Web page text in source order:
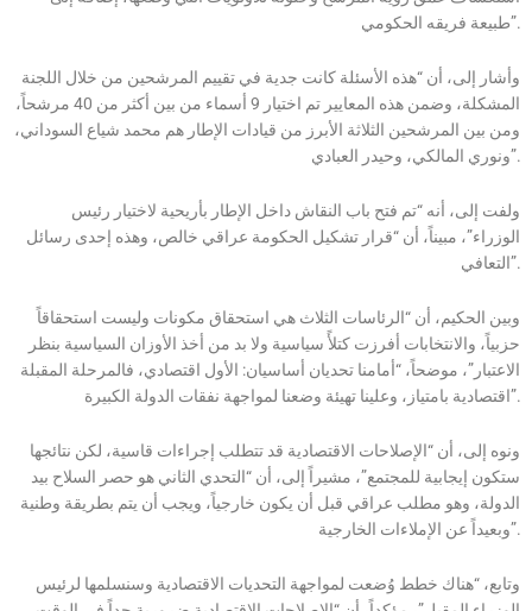
طبيعة فريقه الحكومي”.
وأشار إلى، أن “هذه الأسئلة كانت جدية في تقييم المرشحين من خلال اللجنة
المشكلة، وضمن هذه المعايير تم اختيار 9 أسماء من بين أكثر من 40 مرشحاً،
ومن بين المرشحين الثلاثة الأبرز من قيادات الإطار هم محمد شياع السوداني،
ونوري المالكي، وحيدر العبادي”.
ولفت إلى، أنه “تم فتح باب النقاش داخل الإطار بأريحية لاختيار رئيس
الوزراء”، مبيناً، أن “قرار تشكيل الحكومة عراقي خالص، وهذه إحدى رسائل
التعافي”.
وبين الحكيم، أن “الرئاسات الثلاث هي استحقاق مكونات وليست استحقاقاً
حزبياً، والانتخابات أفرزت كتلأً سياسية ولا بد من أخذ الأوزان السياسية بنظر
الاعتبار”، موضحاً، “أمامنا تحديان أساسيان: الأول اقتصادي، فالمرحلة المقبلة
اقتصادية بامتياز، وعلينا تهيئة وضعنا لمواجهة نفقات الدولة الكبيرة”.
ونوه إلى، أن “الإصلاحات الاقتصادية قد تتطلب إجراءات قاسية، لكن نتائجها
ستكون إيجابية للمجتمع”، مشيراً إلى، أن “التحدي الثاني هو حصر السلاح بيد
الدولة، وهو مطلب عراقي قبل أن يكون خارجياً، ويجب أن يتم بطريقة وطنية
وبعيداً عن الإملاءات الخارجية”.
وتابع، “هناك خطط وُضعت لمواجهة التحديات الاقتصادية وسنسلمها لرئيس